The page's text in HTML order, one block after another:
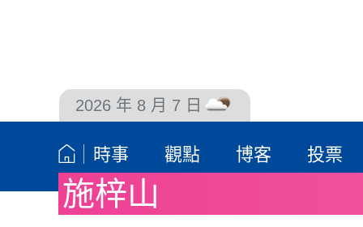
2026 年 8 月 7 日
時事 觀點 博客 投票
施梓山